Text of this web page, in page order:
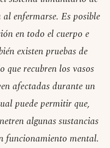
enfermarse. Es posible
en todo el cuerpo e
existen pruebas de
que recubren los vasos
afectadas durante un
puede permitir que,
algunas sustancias
funcionamiento mental.